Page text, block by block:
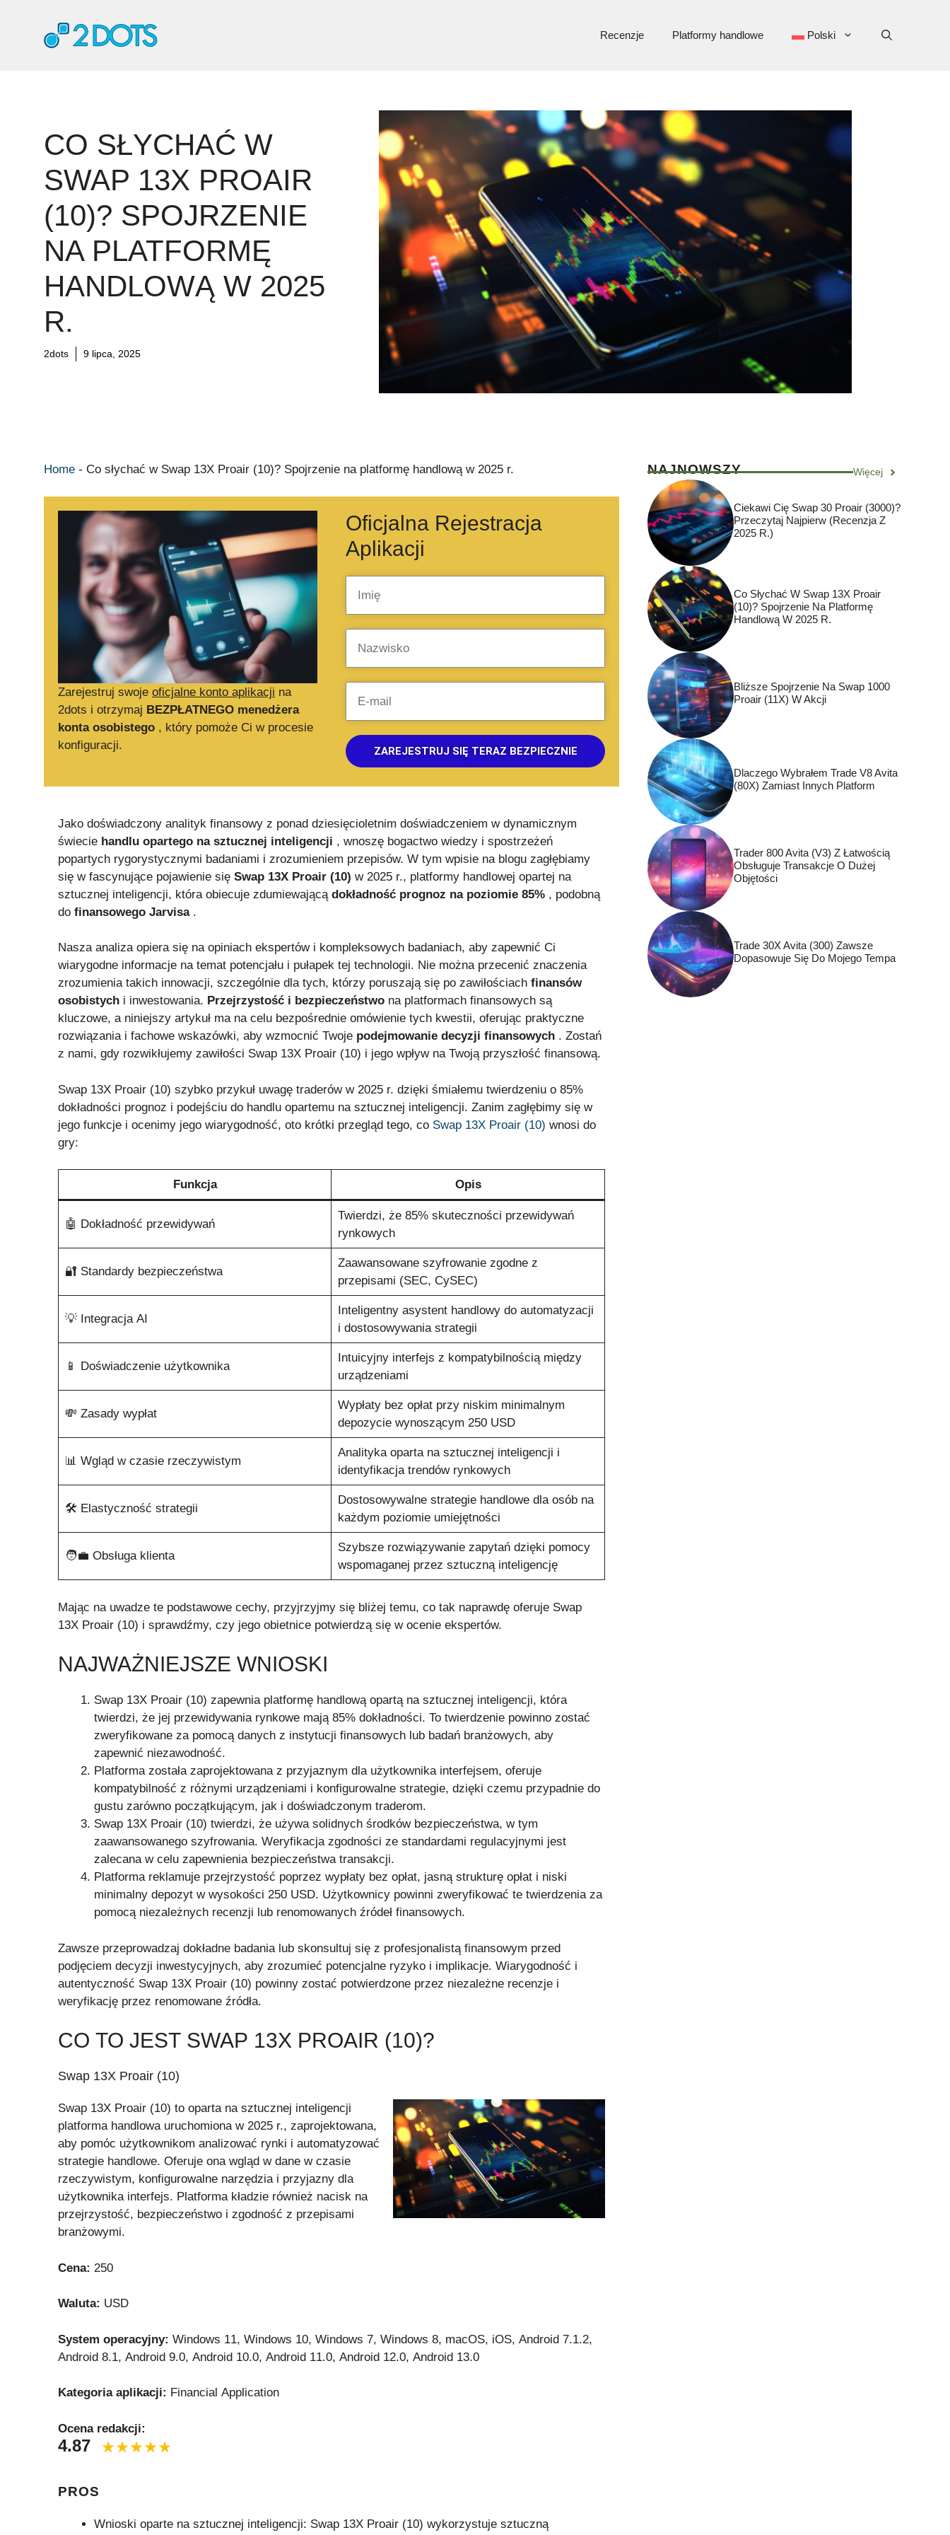
Recenzje Platformy handlowe Polski
CO SŁYCHAĆ W
SWAP 13X PROAIR
(10)? SPOJRZENIE
NA PLATFORMĘ
HANDLOWĄ W 2025
R.
2dots 9 lipca, 2025
Home - Co słychać w Swap 13X Proair (10)? Spojrzenie na platformę handlową w 2025 r.
Zarejestruj swoje oficjalne konto aplikacji na
2dots i otrzymaj BEZPŁATNEGO menedżera
konta osobistego , który pomoże Ci w procesie
konfiguracji.
Oficjalna Rejestracja
Aplikacji
ZAREJESTRUJ SIĘ TERAZ BEZPIECZNIE
Jako doświadczony analityk finansowy z ponad dziesięcioletnim doświadczeniem w dynamicznym
świecie handlu opartego na sztucznej inteligencji , wnoszę bogactwo wiedzy i spostrzeżeń
popartych rygorystycznymi badaniami i zrozumieniem przepisów. W tym wpisie na blogu zagłębiamy
się w fascynujące pojawienie się Swap 13X Proair (10) w 2025 r., platformy handlowej opartej na
sztucznej inteligencji, która obiecuje zdumiewającą dokładność prognoz na poziomie 85% , podobną
do finansowego Jarvisa.
Nasza analiza opiera się na opiniach ekspertów i kompleksowych badaniach, aby zapewnić Ci
wiarygodne informacje na temat potencjału i pułapek tej technologii. Nie można przecenić znaczenia
zrozumienia takich innowacji, szczególnie dla tych, którzy poruszają się po zawiłościach finansów
osobistych i inwestowania. Przejrzystość i bezpieczeństwo na platformach finansowych są
kluczowe, a niniejszy artykuł ma na celu bezpośrednie omówienie tych kwestii, oferując praktyczne
rozwiązania i fachowe wskazówki, aby wzmocnić Twoje podejmowanie decyzji finansowych . Zostań
z nami, gdy rozwikłujemy zawiłości Swap 13X Proair (10) i jego wpływ na Twoją przyszłość finansową.
Swap 13X Proair (10) szybko przykuł uwagę traderów w 2025 r. dzięki śmiałemu twierdzeniu o 85%
dokładności prognoz i podejściu do handlu opartemu na sztucznej inteligencji. Zanim zagłębimy się w
jego funkcje i ocenimy jego wiarygodność, oto krótki przegląd tego, co Swap 13X Proair (10) wnosi do
gry:
Funkcja Opis
🤖 Dokładność przewidywań
Twierdzi, że 85% skuteczności przewidywań
rynkowych
🔐 Standardy bezpieczeństwa
Zaawansowane szyfrowanie zgodne z
przepisami (SEC, CySEC)
💡 Integracja AI
Inteligentny asystent handlowy do automatyzacji
i dostosowywania strategii
📱 Doświadczenie użytkownika
Intuicyjny interfejs z kompatybilnością między
urządzeniami
💸 Zasady wypłat
Wypłaty bez opłat przy niskim minimalnym
depozycie wynoszącym 250 USD
📊 Wgląd w czasie rzeczywistym
Analityka oparta na sztucznej inteligencji i
identyfikacja trendów rynkowych
🛠️ Elastyczność strategii
Dostosowywalne strategie handlowe dla osób na
każdym poziomie umiejętności
🧑‍💼 Obsługa klienta
Szybsze rozwiązywanie zapytań dzięki pomocy
wspomaganej przez sztuczną inteligencję
Mając na uwadze te podstawowe cechy, przyjrzyjmy się bliżej temu, co tak naprawdę oferuje Swap
13X Proair (10) i sprawdźmy, czy jego obietnice potwierdzą się w ocenie ekspertów.
NAJWAŻNIEJSZE WNIOSKI
Swap 13X Proair (10) zapewnia platformę handlową opartą na sztucznej inteligencji, która
twierdzi, że jej przewidywania rynkowe mają 85% dokładności. To twierdzenie powinno zostać
zweryfikowane za pomocą danych z instytucji finansowych lub badań branżowych, aby
zapewnić niezawodność.
Platforma została zaprojektowana z przyjaznym dla użytkownika interfejsem, oferuje
kompatybilność z różnymi urządzeniami i konfigurowalne strategie, dzięki czemu przypadnie do
gustu zarówno początkującym, jak i doświadczonym traderom.
Swap 13X Proair (10) twierdzi, że używa solidnych środków bezpieczeństwa, w tym
zaawansowanego szyfrowania. Weryfikacja zgodności ze standardami regulacyjnymi jest
zalecana w celu zapewnienia bezpieczeństwa transakcji.
Platforma reklamuje przejrzystość poprzez wypłaty bez opłat, jasną strukturę opłat i niski
minimalny depozyt w wysokości 250 USD. Użytkownicy powinni zweryfikować te twierdzenia za
pomocą niezależnych recenzji lub renomowanych źródeł finansowych.
Zawsze przeprowadzaj dokładne badania lub skonsultuj się z profesjonalistą finansowym przed
podjęciem decyzji inwestycyjnych, aby zrozumieć potencjalne ryzyko i implikacje. Wiarygodność i
autentyczność Swap 13X Proair (10) powinny zostać potwierdzone przez niezależne recenzje i
weryfikację przez renomowane źródła.
CO TO JEST SWAP 13X PROAIR (10)?
Swap 13X Proair (10)
Swap 13X Proair (10) to oparta na sztucznej inteligencji
platforma handlowa uruchomiona w 2025 r., zaprojektowana,
aby pomóc użytkownikom analizować rynki i automatyzować
strategie handlowe. Oferuje ona wgląd w dane w czasie
rzeczywistym, konfigurowalne narzędzia i przyjazny dla
użytkownika interfejs. Platforma kładzie również nacisk na
przejrzystość, bezpieczeństwo i zgodność z przepisami
branżowymi.
Cena: 250
Waluta: USD
System operacyjny: Windows 11, Windows 10, Windows 7, Windows 8, macOS, iOS, Android 7.1.2,
Android 8.1, Android 9.0, Android 10.0, Android 11.0, Android 12.0, Android 13.0
Kategoria aplikacji: Financial Application
Ocena redakcji:
4.87
PROS
Wnioski oparte na sztucznej inteligencji: Swap 13X Proair (10) wykorzystuje sztuczną
NAJNOWSZY Więcej
Ciekawi Cię Swap 30 Proair (3000)?
Przeczytaj Najpierw (Recenzja Z
2025 R.)
Co Słychać W Swap 13X Proair
(10)? Spojrzenie Na Platformę
Handlową W 2025 R.
Bliższe Spojrzenie Na Swap 1000
Proair (11X) W Akcji
Dlaczego Wybrałem Trade V8 Avita
(80X) Zamiast Innych Platform
Trader 800 Avita (V3) Z Łatwością
Obsługuje Transakcje O Dużej
Objętości
Trade 30X Avita (300) Zawsze
Dopasowuje Się Do Mojego Tempa